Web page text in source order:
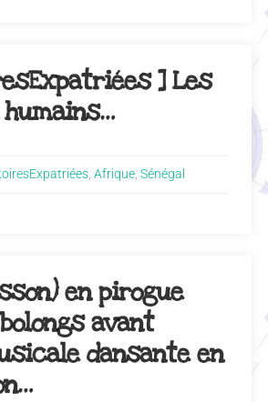
] Les
, Afrique, Sénégal
en pirogue
avant
dansante en